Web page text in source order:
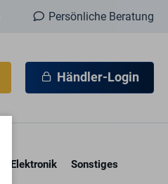
Persönliche Beratung
Händler-Login
Elektronik Sonstiges